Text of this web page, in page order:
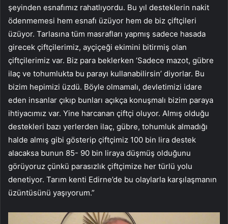
şeyinden esnafımız rahatlıyordu. Bu yıl desteklerin nakit
ödenmemesi hem esnafı üzüyor hem de biz çiftçileri
üzüyor. Tarlasına tüm masrafları yapmış sadece hasada
girecek çiftçilerimiz, ayçiçeği ekimini bitirmiş olan
çiftçilerimiz var. Biz para beklerken ‘Sadece mazot, gübre
ilaç ve tohumlukta bu parayı kullanabilirsin’ diyorlar. Bu
bizim hepimizi üzdü. Böyle olmamalı, devletimizi idare
eden insanlar çıkıp bunları açıkça konuşmalı bizim paraya
ihtiyacımız var. Yine harcanan çiftçi oluyor. Almış olduğu
destekleri bazı yerlerden ilaç, gübre, tohumluk almadığı
halde almış gibi gösterip çiftçimiz 100 bin lira destek
alacaksa bunun 85- 90 bin liraya düşmüş olduğunu
görüyoruz çünkü parasızlık çiftçimize her türlü yolu
denetiyor. Tarım kenti Edirne’de bu olaylarla karşılaşmanın
üzüntüsünü yaşıyorum.”